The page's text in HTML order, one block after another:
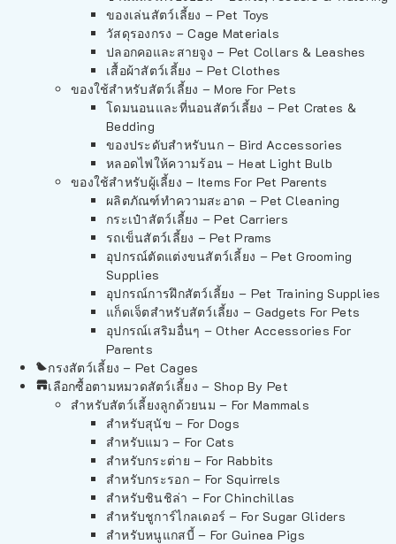
ของเล่นสัตว์เลี้ยง – Pet Toys
วัสดุรองกรง – Cage Materials
ปลอกคอและสายจูง – Pet Collars & Leashes
เสื้อผ้าสัตว์เลี้ยง – Pet Clothes
ของใช้สำหรับสัตว์เลี้ยง – More For Pets
โดมนอนและที่นอนสัตว์เลี้ยง – Pet Crates &
Bedding
ของประดับสำหรับนก – Bird Accessories
หลอดไฟให้ความร้อน – Heat Light Bulb
ของใช้สำหรับผู้เลี้ยง – Items For Pet Parents
ผลิตภัณฑ์ทำความสะอาด – Pet Cleaning
กระเป๋าสัตว์เลี้ยง – Pet Carriers
รถเข็นสัตว์เลี้ยง – Pet Prams
อุปกรณ์ตัดแต่งขนสัตว์เลี้ยง – Pet Grooming
Supplies
อุปกรณ์การฝึกสัตว์เลี้ยง – Pet Training Supplies
แก็ดเจ็ตสำหรับสัตว์เลี้ยง – Gadgets For Pets
อุปกรณ์เสริมอื่นๆ – Other Accessories For
Parents
กรงสัตว์เลี้ยง – Pet Cages
เลือกซื้อตามหมวดสัตว์เลี้ยง – Shop By Pet
สำหรับสัตว์เลี้ยงลูกด้วยนม – For Mammals
สำหรับสุนัข – For Dogs
สำหรับแมว – For Cats
สำหรับกระต่าย – For Rabbits
สำหรับกระรอก – For Squirrels
สำหรับชินชิล่า – For Chinchillas
สำหรับชูการ์ไกลเดอร์ – For Sugar Gliders
สำหรับหนูแกสบี้ – For Guinea Pigs